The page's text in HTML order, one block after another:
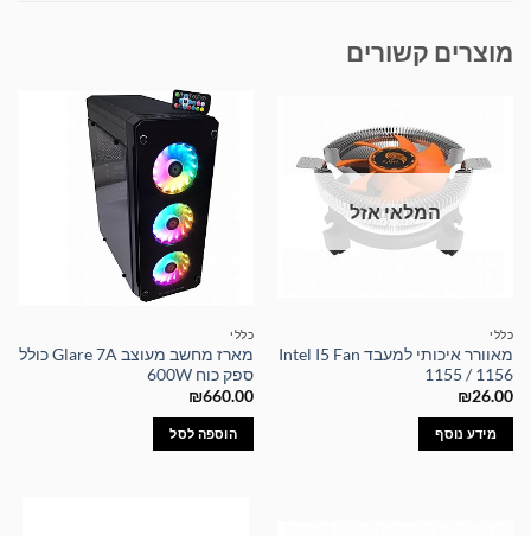
מוצרים קשורים
המלאי אזל
כללי
מאוורר איכותי למעבד Intel I5 Fan
1155 / 1156
₪26.00
מידע נוסף
כללי
מארז מחשב מעוצב Glare 7A כולל
ספק כוח 600W
₪660.00
הוספה לסל